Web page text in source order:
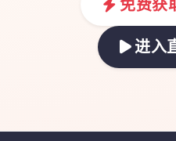
免费获
进入